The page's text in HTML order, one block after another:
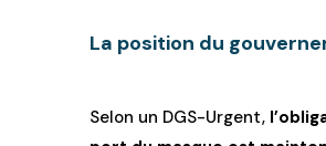
La position du
Selon un DGS-Urgent,